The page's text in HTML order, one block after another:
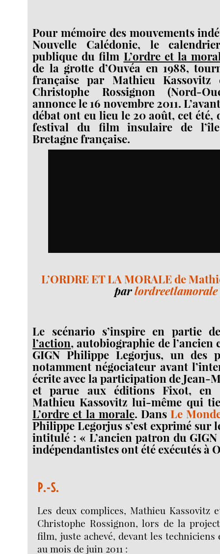
Pour mémoire des mouvements
Nouvelle Calédonie, le
publique du film L’ordre et la
de la grotte d’Ouvéa en 1988,
française par Mathieu
Christophe Rossignon (Nord-
annonce le 16 novembre 2011.
débat ont eu lieu le 20 août, cet été,
festival du film insulaire de
Bretagne française.
L’ORDRE ET LA MORALE de
parlordreetlamorale
Le scénario s’inspire en partie
l’action, autobiographie de l’ancien
GIGN Philippe Legorjus, un des
notamment négociateur avant
écrite avec la participation de Jean-
et parue aux éditions Fixot, en
Mathieu Kassovitz lui-même qui
L’ordre et la morale. DansLe
Philippe Legorjus s’est exprimé sur
intitulé : « L’ancien patron du
indépendantistes ont été exécutés à
P.-S.
Les deux complices, Mathieu Kassovitz
Christophe Rossignon, lors de la
film, juste achevé, devant les techniciens
au mois de juin 2011 :